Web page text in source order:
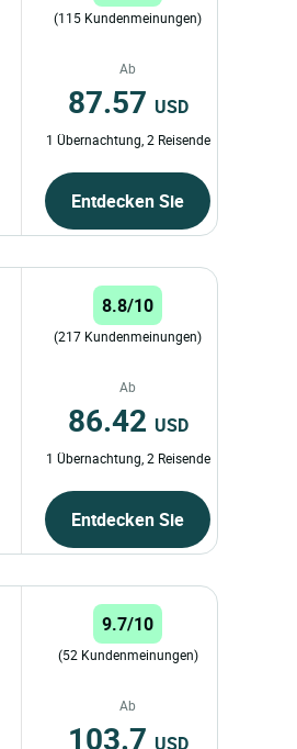
(115 Kundenmeinungen)
Ab
87.57 USD
1 Übernachtung, 2 Reisende
Entdecken Sie
8.8/10
(217 Kundenmeinungen)
Ab
86.42 USD
1 Übernachtung, 2 Reisende
Entdecken Sie
9.7/10
(52 Kundenmeinungen)
Ab
103.7 USD